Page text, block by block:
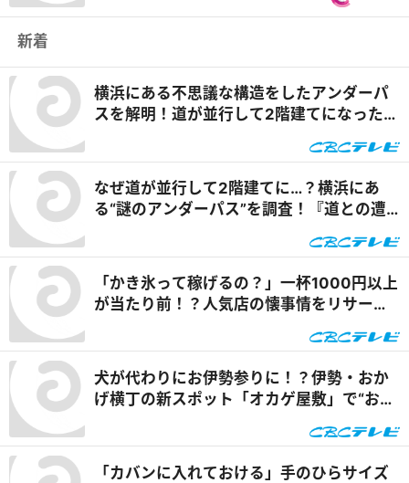
新着
横浜にある不思議な構造をしたアンダーパ
スを解明！道が並行して2階建てになったワ
なぜ道が並行して2階建てに…？横浜にあ
る“謎のアンダーパス”を調査！『道との遭
「かき氷って稼げるの？」一杯1000円以上
が当たり前！？人気店の懐事情をリサーチ
犬が代わりにお伊勢参りに！？伊勢・おか
げ横丁の新スポット「オカゲ屋敷」で“おか
「カバンに入れておける」手のひらサイズ